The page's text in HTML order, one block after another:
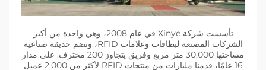
تأسست شركة Xinye في عام 2008، وهي واحدة من أكبر
الشركات المصنعة لبطاقات وعلامات RFID، وتضم حديقة صناعية
مساحتها 30,000 متر مربع وفريق يتجاوز 200 محترف. على مدار
16 عامًا، قدمنا مليارات من منتجات RFID لأكثر من 2,000 عميل